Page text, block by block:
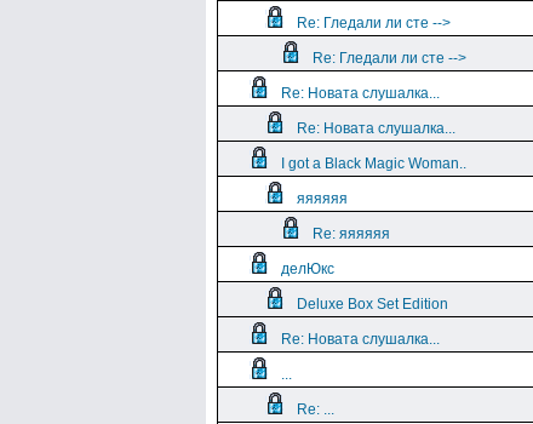
Re: Гледали ли сте -->
Re: Гледали ли сте -->
Re: Новата слушалка...
Re: Новата слушалка...
I got a Black Magic Woman..
яяяяяя
Re: яяяяяя
делЮкс
Deluxe Box Set Edition
Re: Новата слушалка...
...
Re: ...